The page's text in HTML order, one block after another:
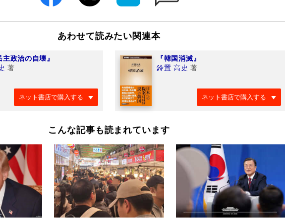
あわせて読みたい関連本
主政治の自壊』
著
ネット書店で購入する
『韓国消滅』
鈴置 高史 著
ネット書店で購入する
こんな記事も読まれています